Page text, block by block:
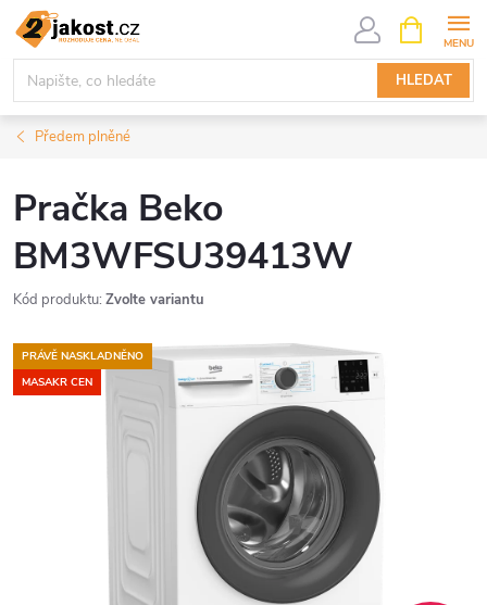
Přejít
obsah
HLEDAT
NÁKUPNÍ
KOŠÍK
Předem plněné
Pračka Beko
BM3WFSU39413W
Kód produktu: Zvolte variantu
PRÁVĚ NASKLADNĚNO
MASAKR CEN